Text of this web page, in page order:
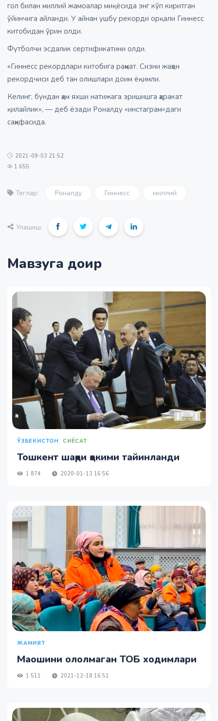
гол билан миллий жамоалар миқёсида энг кўп киритган
ўйинчига айланди. У айнан ушбу рекорди орқали Гиннесс
китобидан ўрин олди.
Футболчи эсдалик сертификатини олди.
«Гиннесс рекордлари китобига раҳмат. Сизни жаҳон
рекордчиси деб тан олишлари доим ёқимли.
Келинг, бундан ҳам яхши натижага эришишга ҳаракат
қилайлик», — деб ёзади Роналду «инстаграм»даги
саҳифасида.
2021-09-03 21:52
1 655
Теглар: Роналду Гиннесс миллий
Улашиш:
Мавзуга доир
ЎЗБЕКИСТОН СИЁСАТ
Тошкент шаҳри ҳокими тайинланди
1 874 2020-01-13 16:56
ЖАМИЯТ
Маошини ололмаган ТОБ ходимлари
1 511 2021-12-18 16:51